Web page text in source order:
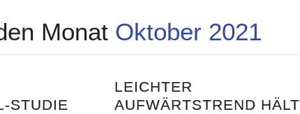
Monat Oktober 2021
STUDIE
LEICHTER
AUFWÄRTSTREND HÄLT